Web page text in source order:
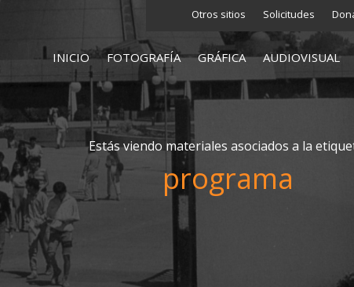
Otros sitios Solicitudes
INICIO FOTOGRAFÍA GRÁFICA AUDIOVISUAL
Estás viendo materiales asociados a la
programa